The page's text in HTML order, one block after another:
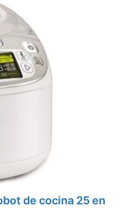
de cocina 25 en